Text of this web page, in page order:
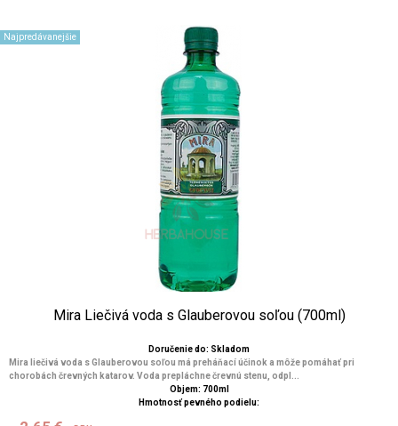
Najpredávanejšie
Mira Liečivá voda s Glauberovou soľou (700ml)
Doručenie do: Skladom
Mira liečivá voda s Glauberovou soľou má preháňací účinok a môže pomáhať pri
chorobách črevných katarov. Voda prepláchne črevnú stenu, odpl...
Objem: 700ml
Hmotnosť pevného podielu: